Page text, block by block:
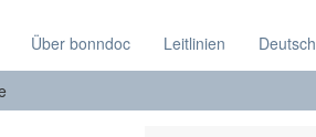
Über bonndoc Leitlinien Deutsch